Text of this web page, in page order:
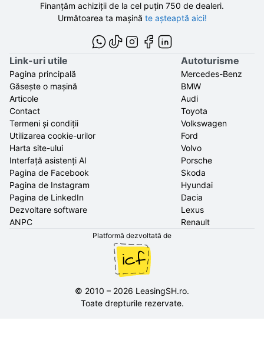
Finanțăm achiziții de la cel puțin 750 de dealeri.
Următoarea ta mașină te așteaptă aici!
Link-uri utile
Pagina principală
Găsește o mașină
Articole
Contact
Termeni și condiții
Utilizarea cookie-urilor
Harta site-ului
Interfață asistenți AI
Pagina de Facebook
Pagina de Instagram
Pagina de LinkedIn
Dezvoltare software
ANPC
Autoturisme
Mercedes-Benz
BMW
Audi
Toyota
Volkswagen
Ford
Volvo
Porsche
Skoda
Hyundai
Dacia
Lexus
Renault
Platformă dezvoltată de
© 2010 – 2026 LeasingSH.ro.
Toate drepturile rezervate.